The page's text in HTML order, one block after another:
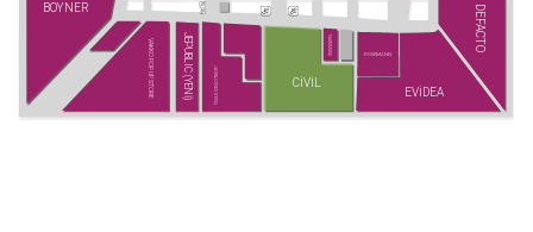
CİVİL
DEFACTO
EVİDEA
BOYNER
ROSSMANN
VAKKO POP UP STORE NARAMAXX
JACK&JONES (YENİ)
JEPUBLIC (YENİ)